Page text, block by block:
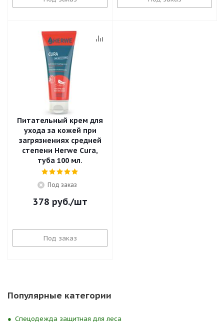
Питательный крем для
ухода за кожей при
загрязнениях средней
степени Herwe Cura,
туба 100 мл.
Под заказ
378 руб./шт
Под заказ
Популярные категории
Спецодежда защитная для леса